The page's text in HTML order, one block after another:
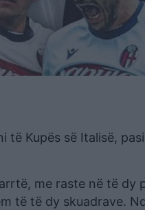
të Kupës së Italisë,
me raste në të
të të dy skuadrave.